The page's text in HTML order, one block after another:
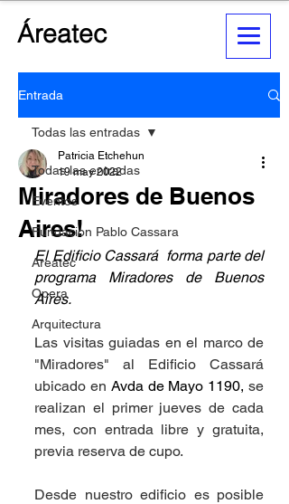
Áreatec
Entrada
Todas las entradas
Eventos
Fundacion Pablo Cassara
Areatec
Opera
Arquitectura
Todas las entradas
Miradores de Buenos
Aires!
Patricia Etchehun
19 may 2022
El Edificio Cassará  forma parte del
programa Miradores de Buenos
Aires.
Las visitas guiadas en el marco de
"Miradores" al Edificio Cassará
ubicado en Avda de Mayo 1190, se
realizan el primer jueves de cada
mes, con entrada libre y gratuita,
previa reserva de cupo.
Desde nuestro edificio es posible